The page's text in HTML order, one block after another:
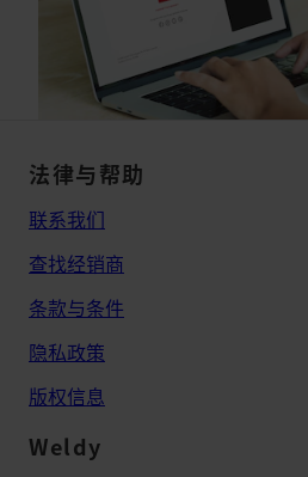
法律与帮助
联系我们
查找经销商
条款与条件
隐私政策
版权信息
Weldy